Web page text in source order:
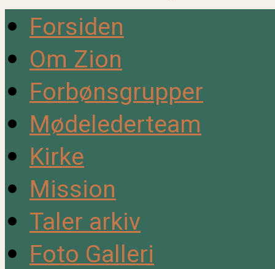
Forsiden
Om Zion
Forbønsgrupper
Mødelederteam
Kirke
Mission
Taler arkiv
Foto Galleri